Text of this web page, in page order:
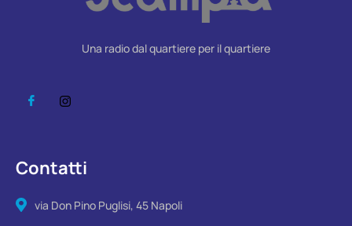
Una radio dal quartiere per il quartiere
Contatti
via Don Pino Puglisi, 45 Napoli